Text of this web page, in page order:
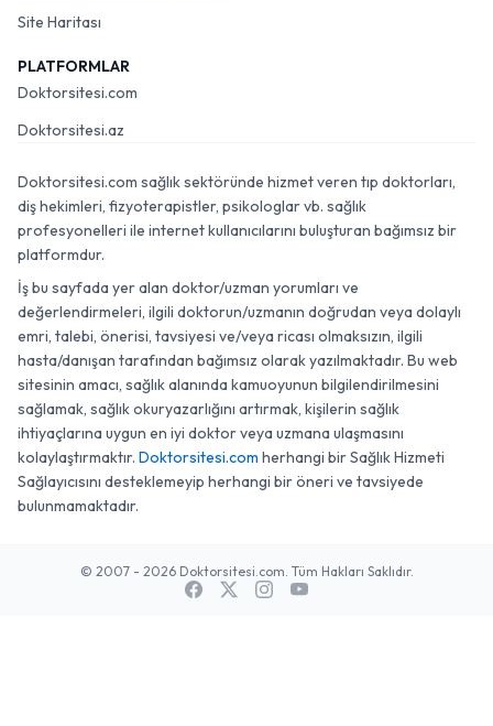
Site Haritası
PLATFORMLAR
Doktorsitesi.com
Doktorsitesi.az
Doktorsitesi.com sağlık sektöründe hizmet veren tıp doktorları,
diş hekimleri, fizyoterapistler, psikologlar vb. sağlık
profesyonelleri ile internet kullanıcılarını buluşturan bağımsız bir
platformdur.
İş bu sayfada yer alan doktor/uzman yorumları ve
değerlendirmeleri, ilgili doktorun/uzmanın doğrudan veya dolaylı
emri, talebi, önerisi, tavsiyesi ve/veya ricası olmaksızın, ilgili
hasta/danışan tarafından bağımsız olarak yazılmaktadır. Bu web
sitesinin amacı, sağlık alanında kamuoyunun bilgilendirilmesini
sağlamak, sağlık okuryazarlığını artırmak, kişilerin sağlık
ihtiyaçlarına uygun en iyi doktor veya uzmana ulaşmasını
kolaylaştırmaktır. Doktorsitesi.com herhangi bir Sağlık Hizmeti
Sağlayıcısını desteklemeyip herhangi bir öneri ve tavsiyede
bulunmamaktadır.
© 2007 - 2026 Doktorsitesi.com. Tüm Hakları Saklıdır.